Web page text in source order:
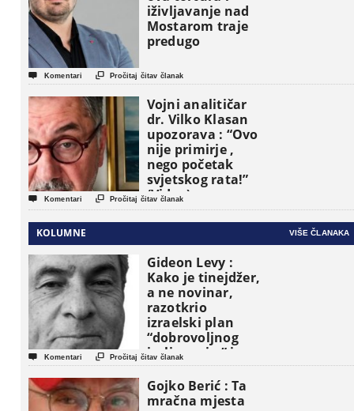
iživljavanje nad
Mostarom traje
predugo
 Komentari  Pročitaj čitav članak
Vojni analitičar
dr. Vilko Klasan
upozorava : “Ovo
nije primirje ,
nego početak
svjetskog rata!”
(Video)
 Komentari  Pročitaj čitav članak
KOLUMNE VIŠE ČLANAKA
Gideon Levy :
Kako je tinejdžer,
a ne novinar,
razotkrio
izraelski plan
“dobrovoljnog
iseljavanja ” iz
Gaze
 Komentari  Pročitaj čitav članak
Gojko Berić : Ta
mračna mjesta